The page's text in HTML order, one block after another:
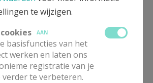
woestijn, wees onze vreugde
de berg, wees onze vreugde
ons hart, wees onze vreugde
te wijzigen.
AAN
basisfuncties van het
werken en laten ons
registratie van je
te verbeteren.